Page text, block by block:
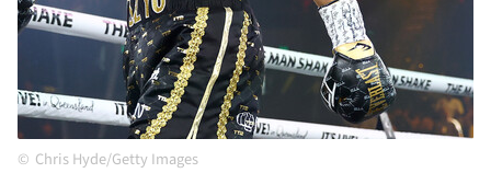
Chris Hyde/Getty Images